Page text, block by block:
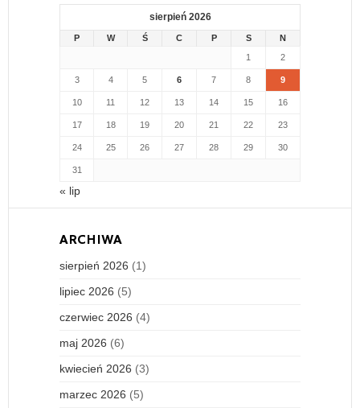
sierpień 2026
P W Ś C P S
N
1
2
3 4 5 6 7 8 9
10 11 12 13 14 15 16
17 18 19 20 21 22 23
24 25 26 27 28 29 30
31
« lip
ARCHIWA
sierpień 2026 (1)
lipiec 2026 (5)
czerwiec 2026 (4)
maj 2026 (6)
kwiecień 2026 (3)
marzec 2026 (5)